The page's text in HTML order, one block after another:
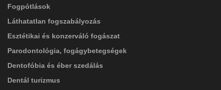
Fogpótlások
Láthatatlan fogszabályozás
Esztétikai és konzerváló fogászat
Parodontológia, fogágybetegségek
Dentofóbia és éber szedálás
Dentál turizmus